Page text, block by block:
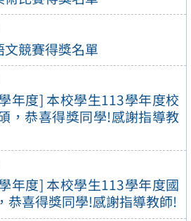
競賽得獎名單
年度] 本校學生113學年度校
，恭喜得獎同學!感謝指導教
年度] 本校學生113學年度國
恭喜得獎同學!感謝指導教師!